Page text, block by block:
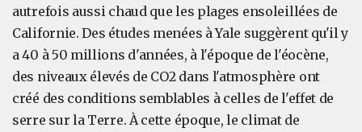
autrefois aussi chaud que les plages ensoleillées de
Californie. Des études menées à Yale suggèrent qu'il y
a 40 à 50 millions d'années, à l'époque de l'éocène,
des niveaux élevés de CO2 dans l'atmosphère ont
créé des conditions semblables à celles de l'effet de
serre sur la Terre. À cette époque, le climat de